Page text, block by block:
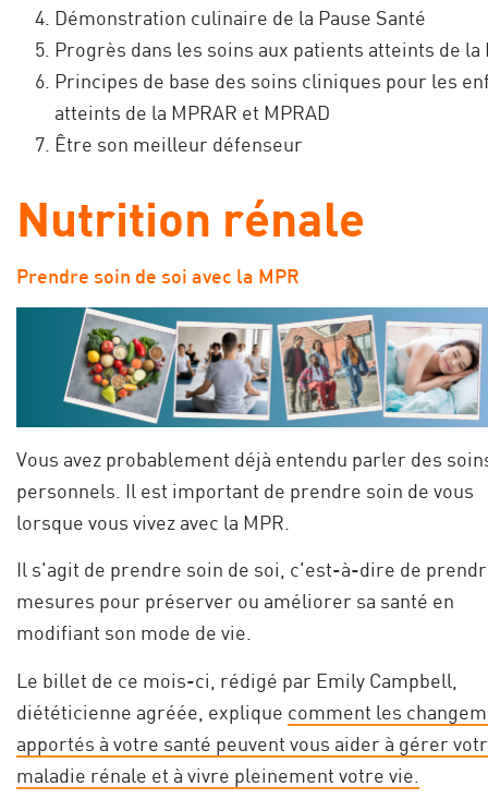
Démonstration culinaire de la Pause Santé
Progrès dans les soins aux patients atteints de la
Principes de base des soins cliniques pour les
atteints de la MPRAR et MPRAD
Être son meilleur défenseur
Nutrition rénale
Prendre soin de soi avec la MPR
Vous avez probablement déjà entendu parler des
personnels. Il est important de prendre soin de vous
lorsque vous vivez avec la MPR.
Il s'agit de prendre soin de soi, c'est-à-dire de
mesures pour préserver ou améliorer sa santé en
modifiant son mode de vie.
Le billet de ce mois-ci, rédigé par Emily Campbell,
diététicienne agréée, explique comment les
apportés à votre santé peuvent vous aider à gérer
maladie rénale et à vivre pleinement votre vie.